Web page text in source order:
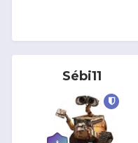
Sébi11